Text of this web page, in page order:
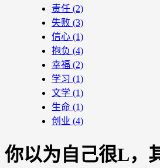
责任 (2)
失败 (3)
信心 (1)
抱负 (4)
幸福 (2)
学习 (1)
文学 (1)
生命 (1)
创业 (4)
你以为自己很L，